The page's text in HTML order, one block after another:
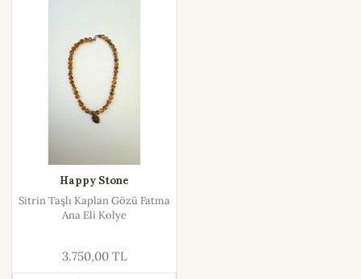
Happy Stone
Sitrin Taşlı Kaplan Gözü Fatma
Ana Eli Kolye
3.750,00 TL